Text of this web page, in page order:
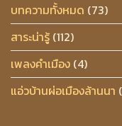
บทความทั้งหมด (73)
สาระน่ารู้ (112)
เพลงคำเมือง (4)
แอ่วบ้านผ่อเมืองล้านนา